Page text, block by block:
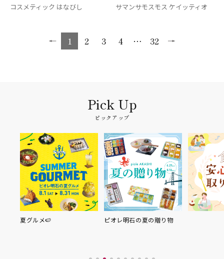
コスメティック はなびし サマンサモスモス ケイッティオ
1 2 3 4 … 32
ピックアップ
夏グルメ🍉 ピオレ明石の夏の贈り物